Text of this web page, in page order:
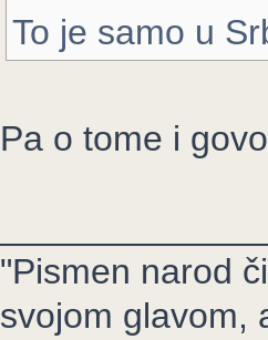
To je samo u
Pa o tome i
"Pismen narod
svojom glavom,